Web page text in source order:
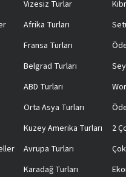
Vizesiz Turlar
Afrika Turları
Fransa Turları
Belgrad Turları
ABD Turları
Orta Asya Turları
Kuzey Amerika Turları
Avrupa Turları
Karadağ Turları
2